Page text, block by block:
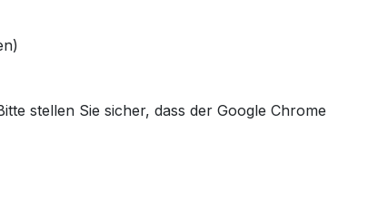
stellen Sie sicher, dass der Google Chrome